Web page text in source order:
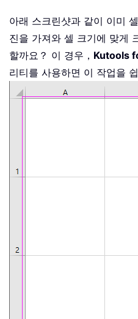
아래 스크린샷과 같이 이미
진을 가져와 셀 크기에 맞게
할까요？ 이 경우， Kutools
리티를 사용하면 이 작업을